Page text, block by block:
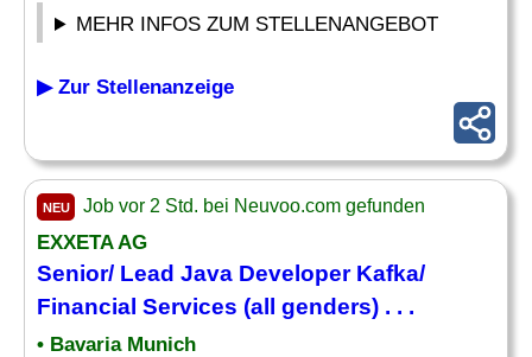
MEHR INFOS ZUM STELLENANGEBOT
▶ Zur Stellenanzeige
NEU Job vor 2 Std. bei Neuvoo.com gefunden
EXXETA AG
Senior/ Lead Java DeveloperKafka/
Financial Services (all genders) . . .
• Bavaria Munich